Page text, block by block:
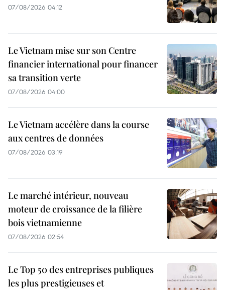
07/08/2026 04:12
Le Vietnam mise sur son Centre
financier international pour financer
sa transition verte
07/08/2026 04:00
Le Vietnam accélère dans la course
aux centres de données
07/08/2026 03:19
Le marché intérieur, nouveau
moteur de croissance de la filière
bois vietnamienne
07/08/2026 02:54
Le Top 50 des entreprises publiques
les plus prestigieuses et